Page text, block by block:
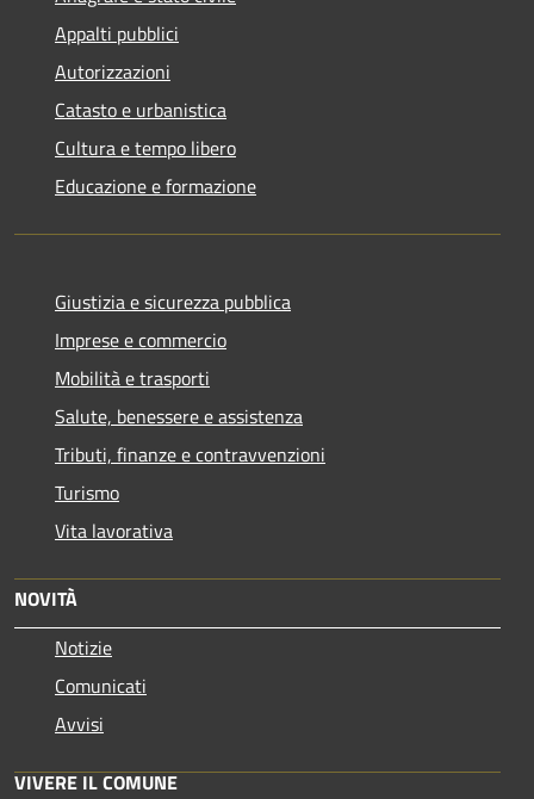
Appalti pubblici
Autorizzazioni
Catasto e urbanistica
Cultura e tempo libero
Educazione e formazione
Giustizia e sicurezza pubblica
Imprese e commercio
Mobilità e trasporti
Salute, benessere e assistenza
Tributi, finanze e contravvenzioni
Turismo
Vita lavorativa
NOVITÀ
Notizie
Comunicati
Avvisi
VIVERE IL COMUNE